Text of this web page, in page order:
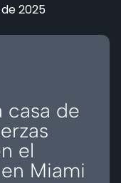
2025
casa de
el
Miami